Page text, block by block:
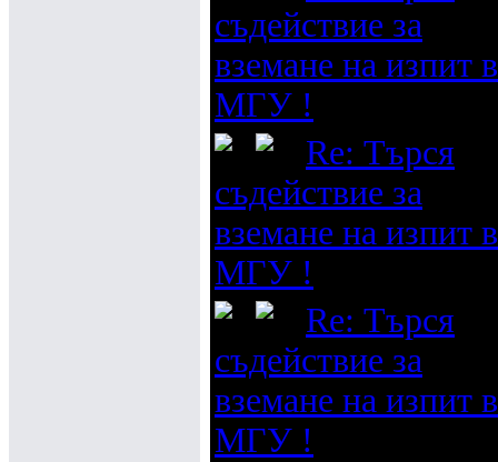
съдействие за
вземане на изпит в
МГУ !
Re: Търся
съдействие за
вземане на изпит в
МГУ !
Re: Търся
съдействие за
вземане на изпит в
МГУ !